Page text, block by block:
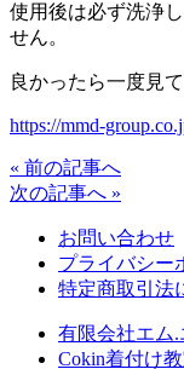
使用後は必ず洗浄
せん。
良かったら一度見て
https://mmd-
« 前の記事へ
次の記事へ »
お問い合わせ
プライバシー
特定商取引法
有限会社エム.
Cokin着付け